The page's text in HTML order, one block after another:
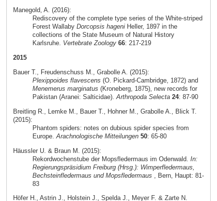
Manegold, A. (2016):
Rediscovery of the complete type series of the White-striped
Forest Wallaby Dorcopsis hageniHeller, 1897 in the
collections of the State Museum of Natural History
Karlsruhe. Vertebrate Zoology 66: 217-219
2015
Bauer T., Freudenschuss M., Grabolle A. (2015):
Plexippoides flavescens (O. Pickard-Cambridge, 1872) and
Menemerus marginatus (Kroneberg, 1875), new records for
Pakistan (Aranei: Salticidae).Arthropoda Selecta 24: 87-90
Breitling R., Lemke M., Bauer T., Hohner M., Grabolle A., Blick T.
(2015):
Phantom spiders: notes on dubious spider species from
Europe. Arachnologische Mitteilungen 50: 65-80
Häussler U. & Braun M. (2015):
Rekordwochenstube der Mopsfledermaus im Odenwald. In:
Regierungspräsidium Freiburg (Hrsg.): Wimperfledermaus,
Bechsteinfledermaus und Mopsfledermaus , Bern, Haupt: 81-
83
Höfer H., Astrin J., Holstein J., Spelda J., Meyer F. & Zarte N.